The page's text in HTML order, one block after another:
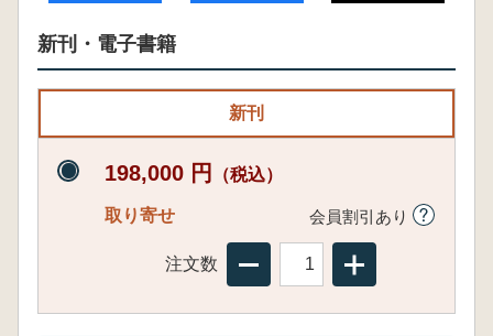
新刊・電子書籍
新刊
198,000 円 （税込）
取り寄せ 会員割引あり
注文数